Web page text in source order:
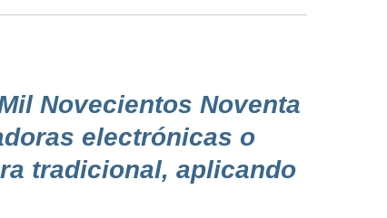
Novecientos Noventa
electrónicas o
tradicional, aplicando